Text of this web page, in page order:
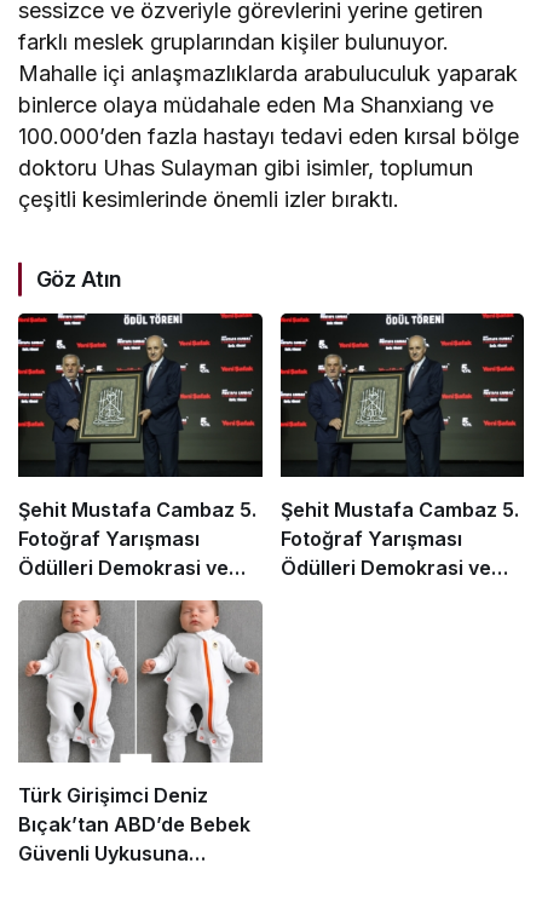
sessizce ve özveriyle görevlerini yerine getiren
farklı meslek gruplarından kişiler bulunuyor.
Mahalle içi anlaşmazlıklarda arabuluculuk yaparak
binlerce olaya müdahale eden Ma Shanxiang ve
100.000’den fazla hastayı tedavi eden kırsal bölge
doktoru Uhas Sulayman gibi isimler, toplumun
çeşitli kesimlerinde önemli izler bıraktı.
Göz Atın
Şehit Mustafa Cambaz 5.
Fotoğraf Yarışması
Ödülleri Demokrasi ve
Özgürlükler Adası’nda
Sahiplerini Buldu
Şehit Mustafa Cambaz 5.
Fotoğraf Yarışması
Ödülleri Demokrasi ve
Türk Girişimci Deniz
Bıçak’tan ABD’de Bebek
Güvenli Uykusuna